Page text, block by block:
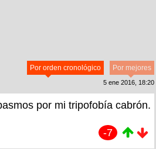
Por mejores
Por orden cronológico
5 ene 2016, 18:20
por mi tripofobía cabrón.
-7